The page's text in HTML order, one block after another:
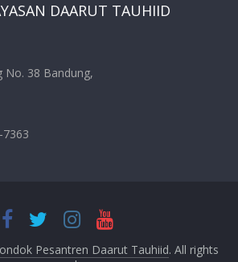
DAARUT TAUHIID
No. 38 Bandung,
Pesantren Daarut Tauhiid. All rights